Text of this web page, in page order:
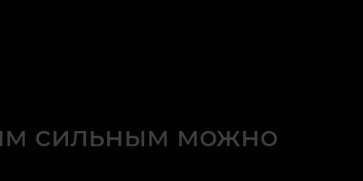
сильным можно